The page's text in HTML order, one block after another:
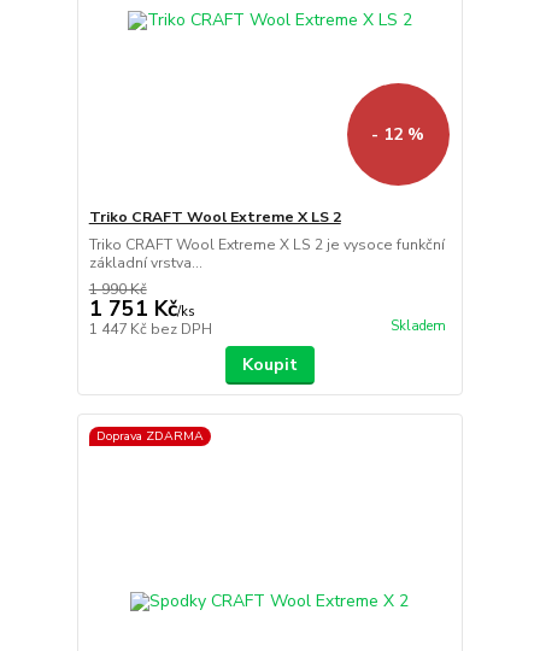
- 12 %
Triko CRAFT Wool Extreme X LS 2
Triko CRAFT Wool Extreme X LS 2 je vysoce funkční
základní vrstva...
1 990 Kč
1 751 Kč/ks
1 447 Kč bez DPH Skladem
Koupit
Doprava ZDARMA